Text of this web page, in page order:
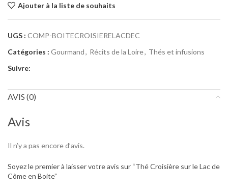
Ajouter à la liste de souhaits
UGS : COMP-BOITECROISIERELACDEC
Catégories : Gourmand, Récits de la Loire, Thés et infusions
Suivre:
AVIS (0)
Avis
Il n’y a pas encore d’avis.
Soyez le premier à laisser votre avis sur “Thé Croisière sur le Lac de
Côme en Boite”